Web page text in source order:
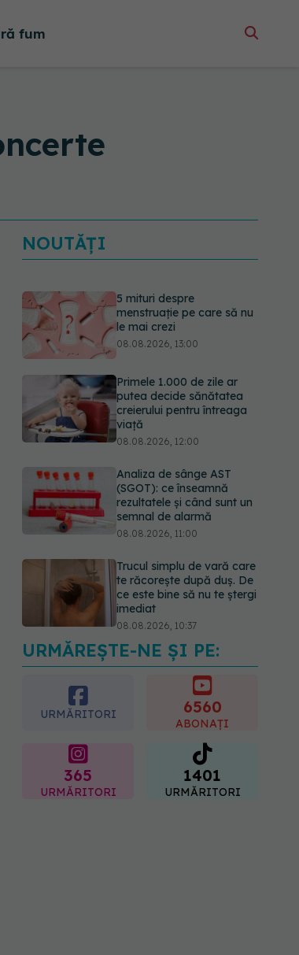
fum
NOUTĂȚI
5 mituri despre
menstruație pe care să nu
le mai crezi
08.08.2026, 13:00
Primele 1.000 de zile ar
putea decide sănătatea
creierului pentru întreaga
viață
08.08.2026, 12:00
Analiza de sânge AST
(SGOT): ce înseamnă
rezultatele și când sunt un
semnal de alarmă
08.08.2026, 11:00
Trucul simplu de vară care
te răcorește după duș. De
ce este bine să nu te ștergi
imediat
08.08.2026, 10:37
Bacteria din intestin care a
crescut forța musculară cu
08.08.2026, 14:00
URMĂREȘTE-NE ȘI PE:
URMĂRITORI 6560
ABONAȚI
365
URMĂRITORI
1401
URMĂRITORI